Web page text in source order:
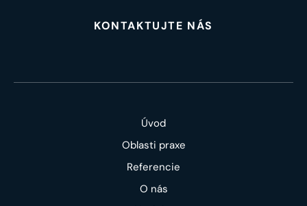
KONTAKTUJTE NÁS
Úvod
Oblasti praxe
Referencie
O nás